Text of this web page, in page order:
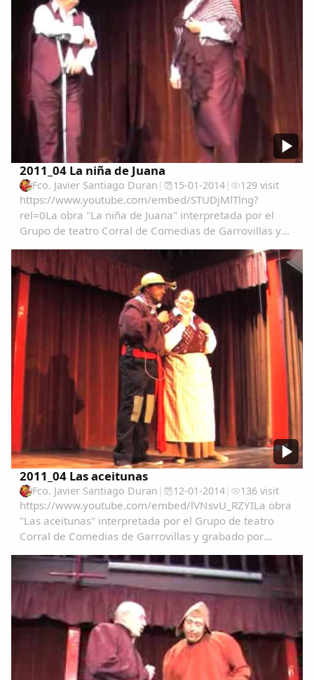
2011_04 La niña de Juana
Fco. Javier Santiago Duran | 15-01-2014| 129 visit
https://www.youtube.com/embed/STUDjMlTlng?
rel=0La obra "La niña de Juana" interpretada por el
Grupo de teatro Corral de Comedias de Garrovillas y
grabado por Mariano Nuñez en su XX aniversario.
Actuan:Pepe MaciasBelen PerdianesAna Luz
Hernandez ...
2011_04 Las aceitunas
Fco. Javier Santiago Duran | 12-01-2014| 136 visit
https://www.youtube.com/embed/lVNsvU_RZYILa obra
"Las aceitunas" interpretada por el Grupo de teatro
Corral de Comedias de Garrovillas y grabado por
Mariano Nuñez en su XX aniversario...